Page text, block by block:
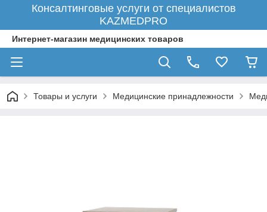
Консалтинговые услуги от специалистов
KAZMEDPRO
Интернет-магазин медицинских товаров
Товары и услуги Медицинские принадлежности